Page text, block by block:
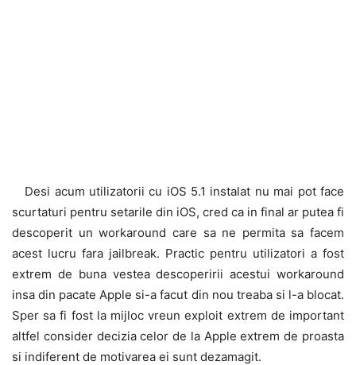
Desi acum utilizatorii cu iOS 5.1 instalat nu mai pot face
scurtaturi pentru setarile din iOS, cred ca in final ar putea fi
descoperit un workaround care sa ne permita sa facem
acest lucru fara jailbreak. Practic pentru utilizatori a fost
extrem de buna vestea descoperirii acestui workaround
insa din pacate Apple si-a facut din nou treaba si l-a blocat.
Sper sa fi fost la mijloc vreun exploit extrem de important
altfel consider decizia celor de la Apple extrem de proasta
si indiferent de motivarea ei sunt dezamagit.